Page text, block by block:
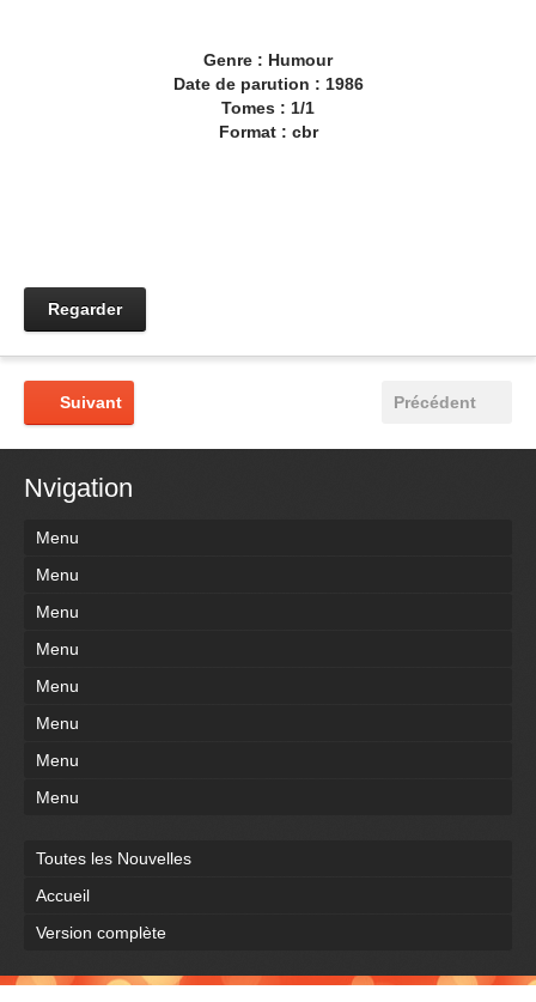
Genre : Humour
Date de parution : 1986
Tomes : 1/1
Format : cbr
Regarder
Précédent
Suivant
Nvigation
Menu
Menu
Menu
Menu
Menu
Menu
Menu
Menu
Toutes les Nouvelles
Accueil
Version complète